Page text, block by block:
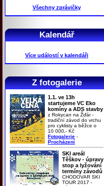
Všechny zprávičky
Kalendář
Více událostí v kalendáři
Z fotogalerie
1.1. ve 13h
startujeme VC Eko
komíny a ADS stavby
z Rokycan na Žďár -
tradiční závod do vrchu
pro cyklisty a běžce o
10 000,- Kč
Fotogalerie -
Procházení
SKI areál
Těškov - úpravy
stop a lyžování
termíny závodů
CHODOVAR SKI
TOUR 2017 -